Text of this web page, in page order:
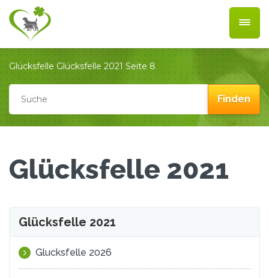
Glücksfelle Glücksfelle 2021 Seite 8
Glücksfelle 2021
Glücksfelle 2021
Glucksfelle 2026